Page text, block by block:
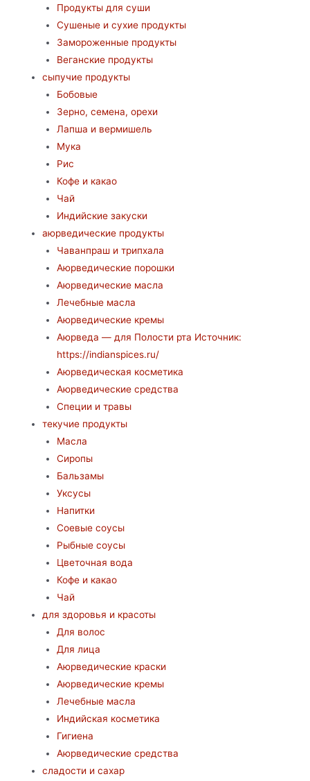
Продукты для суши
Сушеные и сухие продукты
Замороженные продукты
Веганские продукты
сыпучие продукты
Бобовые
Зерно, семена, орехи
Лапша и вермишель
Мука
Рис
Кофе и какао
Чай
Индийские закуски
аюрведические продукты
Чаванпраш и трипхала
Аюрведические порошки
Аюрведические масла
Лечебные масла
Аюрведические кремы
Аюрведа — для Полости рта Источник:
https://indianspices.ru/
Аюрведическая косметика
Аюрведические средства
Специи и травы
текучие продукты
Масла
Сиропы
Бальзамы
Уксусы
Напитки
Соевые соусы
Рыбные соусы
Цветочная вода
Кофе и какао
Чай
для здоровья и красоты
Для волос
Для лица
Аюрведические краски
Аюрведические кремы
Лечебные масла
Индийская косметика
Гигиена
Аюрведические средства
сладости и сахар